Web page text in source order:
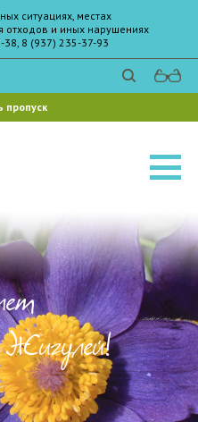
ситуациях, местах
отходов и иных нарушениях
8 (937) 235-37-93
пропуск